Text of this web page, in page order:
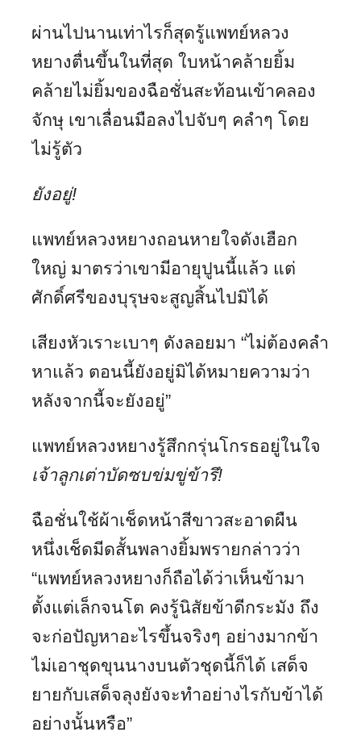
ผ่านไปนานเท่าไรก็สุดรู้แพทย์หลวง
หยางตื่นขึ้นในที่สุด ใบหน้าคล้ายยิ้ม
คล้ายไม่ยิ้มของฉือชั่นสะท้อนเข้าคลอง
จักษุ เขาเลื่อนมือลงไปจับๆ คลำๆ โดย
ไม่รู้ตัว
ยังอยู่!
แพทย์หลวงหยางถอนหายใจดังเฮือก
ใหญ่ มาตรว่าเขามีอายุปูนนี้แล้ว แต่
ศักดิ์ศรีของบุรุษจะสูญสิ้นไปมิได้
เสียงหัวเราะเบาๆ ดังลอยมา “ไม่ต้องคลำ
หาแล้ว ตอนนี้ยังอยู่มิได้หมายความว่า
หลังจากนี้จะยังอยู่”
แพทย์หลวงหยางรู้สึกกรุ่นโกรธอยู่ในใจ
เจ้าลูกเต่าบัดซบข่มขู่ข้ารึ!
ฉือชั่นใช้ผ้าเช็ดหน้าสีขาวสะอาดผืน
หนึ่งเช็ดมีดสั้นพลางยิ้มพรายกล่าวว่า
“แพทย์หลวงหยางก็ถือได้ว่าเห็นข้ามา
ตั้งแต่เล็กจนโต คงรู้นิสัยข้าดีกระมัง ถึง
จะก่อปัญหาอะไรขึ้นจริงๆ อย่างมากข้า
ไม่เอาชุดขุนนางบนตัวชุดนี้ก็ได้ เสด็จ
ยายกับเสด็จลุงยังจะทำอย่างไรกับข้าได้
อย่างนั้นหรือ”